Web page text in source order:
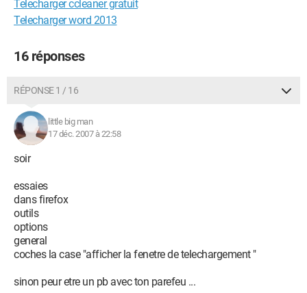
Telecharger ccleaner gratuit
Telecharger word 2013
16 réponses
RÉPONSE 1 / 16
little big man
17 déc. 2007 à 22:58
soir
essaies
dans firefox
outils
options
general
coches la case "afficher la fenetre de telechargement "
sinon peur etre un pb avec ton parefeu ...